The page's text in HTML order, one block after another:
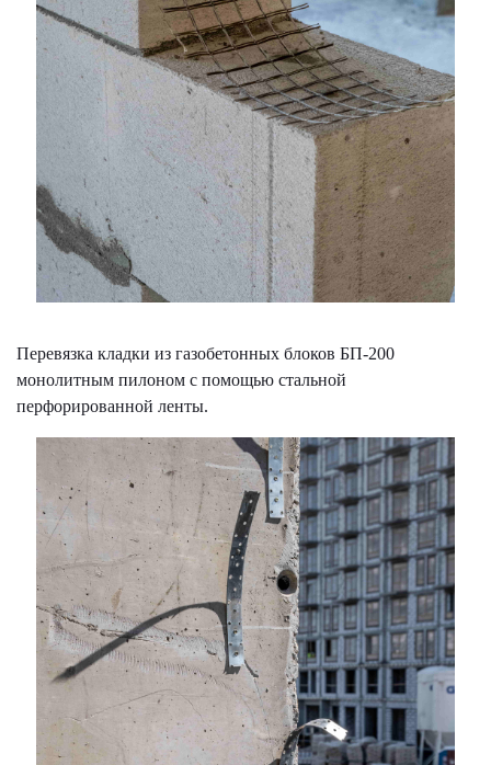
Перевязка кладки из газобетонных блоков БП-200
монолитным пилоном с помощью стальной
перфорированной ленты.